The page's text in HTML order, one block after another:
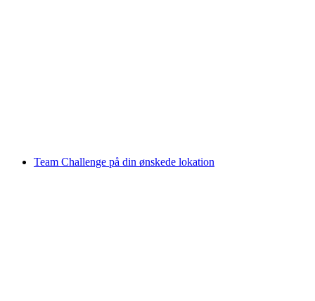
Team Challenge på din ønskede lokation